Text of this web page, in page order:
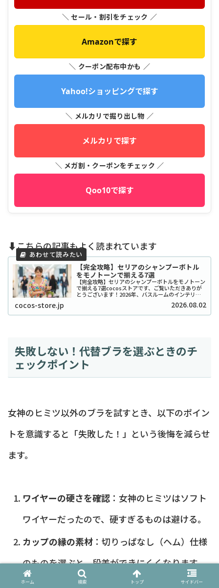
＼ セール・割引をチェック ／
Amazonで探す
＼ クーポン配布中かも ／
Yahoo!ショッピングで探す
＼ メルカリで掘り出し物 ／
メルカリで探す
＼ メガ割・クーポンをチェック ／
Qoo10で探す
⬇️こちらの記事もよく読まれています
【完全攻略】セリアのシャンプーボトル
をモノトーンで揃える7選
【完全攻略】セリアのシャンプーボトルをモノトーン
で揃える7選cocosストアです、ご覧いただきありが
とうございます！2026年、バスルームのインテリア
のシャンプーボトル（モノトーン）はまさに救...
cocos-store.jp 2026.08.02
失敗しない！代替ブラを選ぶときのチ
ェックポイント
女神のヒミツ以外のブラを試すとき、以下のポイン
トを意識すると「失敗した！」という後悔を減らせ
ます。
ワイヤーの硬さを確認：女神のヒミツはソフト
ワイヤーだったので、硬すぎるものは避ける。
カップの縁の素材：切りっぱなし（ヘム）仕様
のものを選ぶと、段差ができにくくなります。
ホーム 検索 トップ サイドバー